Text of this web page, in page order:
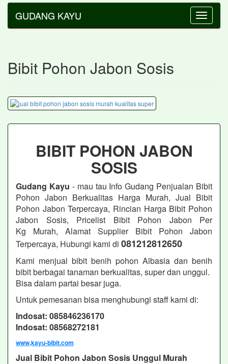
Toggle
GUDANG KAYU
Bibit Pohon Jabon Sosis
BIBIT POHON JABON
SOSIS
Gudang Kayu - mau tau Info Gudang Penjualan Bibit
Pohon Jabon Berkualitas Harga Murah, Jual Bibit
Pohon Jabon Terpercaya, Rincian Harga Bibit Pohon
Jabon Sosis, Pricelist Bibit Pohon Jabon Per
Kg Murah, Alamat Supplier Bibit Pohon Jabon
Terpercaya, Hubungi kami di 081212812650
Kami menjual bibit benih pohon Albasia dan benih
bibit berbagai tanaman berkualitas, super dan unggul.
Bisa dalam partai besar juga.
Untuk pemesanan bisa menghubungi staff kami di:
Indosat: 085846236170
Indosat: 08568272181
www,kayu-bibit.com
Jual Bibit Pohon Jabon Sosis Unggul Murah